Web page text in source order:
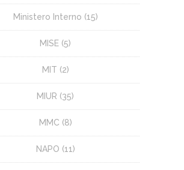
Ministero Interno (15)
MISE (5)
MIT (2)
MIUR (35)
MMC (8)
NAPO (11)